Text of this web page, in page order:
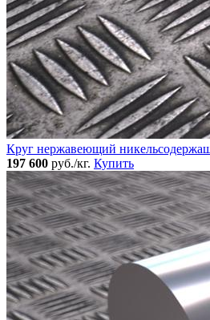
Круг нержавеющий
197 600 руб./кг. Купить